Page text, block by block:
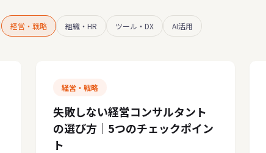
経営・戦略 組織・HR ツール・DX AI活用
経営・戦略
失敗しない経営コンサルタント
の選び方｜5つのチェックポイン
ト